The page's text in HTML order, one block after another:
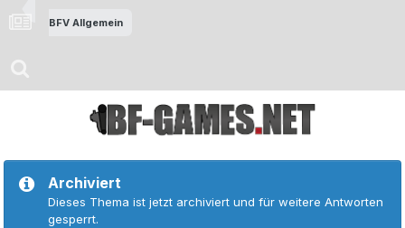
BFV Allgemein
Archiviert
Dieses Thema ist jetzt archiviert und für weitere Antworten
gesperrt.